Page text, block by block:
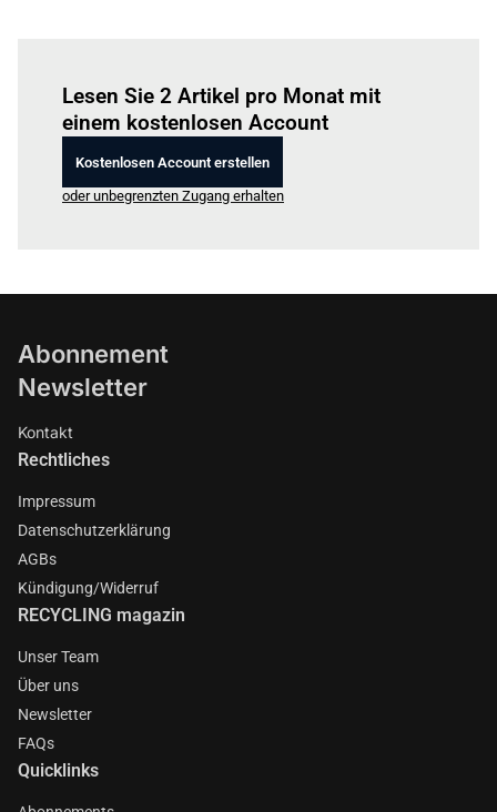
Lesen Sie 2 Artikel pro Monat mit
einem kostenlosen Account
Kostenlosen Account erstellen
oder unbegrenzten Zugang erhalten
Abonnement
Newsletter
Kontakt
Rechtliches
Impressum
Datenschutzerklärung
AGBs
Kündigung/Widerruf
RECYCLING magazin
Unser Team
Über uns
Newsletter
FAQs
Quicklinks